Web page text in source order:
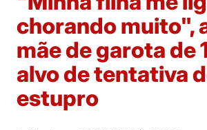
chorando muito",
mãe de garota de
alvo de tentativa
estupro